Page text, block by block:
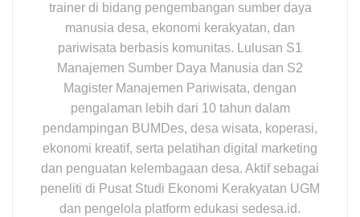
trainer di bidang pengembangan sumber daya
manusia desa, ekonomi kerakyatan, dan
pariwisata berbasis komunitas. Lulusan S1
Manajemen Sumber Daya Manusia dan S2
Magister Manajemen Pariwisata, dengan
pengalaman lebih dari 10 tahun dalam
pendampingan BUMDes, desa wisata, koperasi,
ekonomi kreatif, serta pelatihan digital marketing
dan penguatan kelembagaan desa. Aktif sebagai
peneliti di Pusat Studi Ekonomi Kerakyatan UGM
dan pengelola platform edukasi sedesa.id.